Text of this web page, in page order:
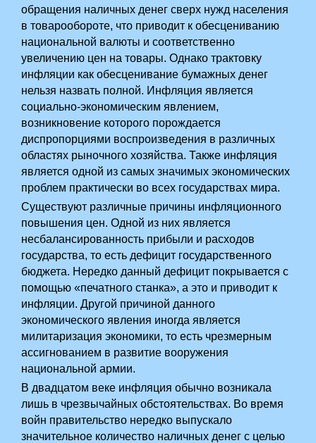
обращения наличных денег сверх нужд населения
в товарообороте, что приводит к обесцениванию
национальной валюты и соответственно
увеличению цен на товары. Однако трактовку
инфляции как обесценивание бумажных денег
нельзя назвать полной. Инфляция является
социально-экономическим явлением,
возникновение которого порождается
диспропорциями воспроизведения в различных
областях рыночного хозяйства. Также инфляция
является одной из самых значимых экономических
проблем практически во всех государствах мира.
Существуют различные причины инфляционного
повышения цен. Одной из них является
несбалансированность прибыли и расходов
государства, то есть дефицит государственного
бюджета. Нередко данный дефицит покрывается с
помощью «печатного станка», а это и приводит к
инфляции. Другой причиной данного
экономического явления иногда является
милитаризация экономики, то есть чрезмерным
ассигнованием в развитие вооружения
национальной армии. ­
В двадцатом веке инфляция обычно возникала
лишь в чрезвычайных обстоятельствах. Во время
войн правительство нередко выпускало
значительное количество наличных денег с целью